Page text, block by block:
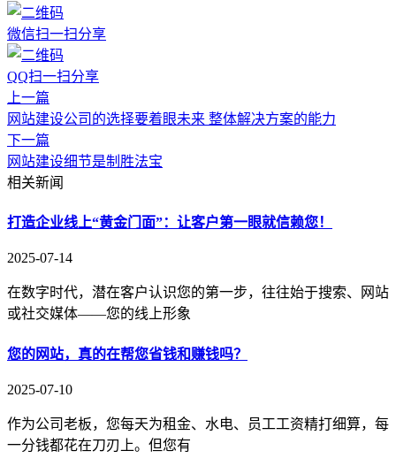
微信扫一扫分享
QQ扫一扫分享
上一篇
网站建设公司的选择要着眼未来 整体解决方案的能力
下一篇
网站建设细节是制胜法宝
相关新闻
打造企业线上“黄金门面”：让客户第一眼就信赖您！
2025-07-14
在数字时代，潜在客户认识您的第一步，往往始于搜索、网站
或社交媒体——您的线上形象
您的网站，真的在帮您省钱和赚钱吗？
2025-07-10
作为公司老板，您每天为租金、水电、员工工资精打细算，每
一分钱都花在刀刃上。但您有